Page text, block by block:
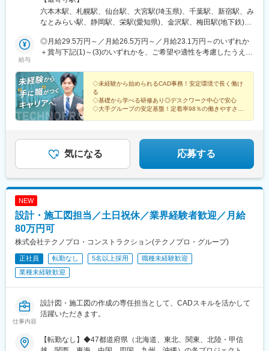
ッコ嵯峨駅、嵐山駅(京福線)、阿蘇駅、水前寺公園駅、長野原草津
口駅、新前橋駅、三原駅、宮島口駅、尾道駅、宇多津駅、坂出
駅、多度津駅、高知橋駅、須崎駅、後免駅、新鳥栖駅、伊万里
駅、武雄温泉駅、浦和駅、熊谷駅、志茂駅、宇治山田駅、播磨
駅、面白山高原駅、伊勢中川駅、かみのやま温泉駅、新庄駅、新
下関駅、清流新岩国駅、新山口駅、富士急ハイランド駅、石和温
宿駅、鹿児島中央駅前駅、森岳駅、角館駅、東能代駅、燕三条
駅、村上駅(新潟県)、ガーラ湯沢駅、新横浜駅、大船駅、小田原
駅、鰺ケ沢駅、新青森駅、本八戸駅、三島駅、沼津駅、熱海駅、
加賀温泉駅、東金沢駅、小松駅、賀来駅、由布院駅、南風崎駅、
長崎駅前駅、塩尻駅、松本駅、権堂駅、米子空港駅(鉄道)、境港
屋駅、阿波大谷駅、東武ワールドスクウェア駅、日光駅、間藤
駅、大和八木駅、大和西大寺駅、近鉄奈良駅、鐘釣駅、欅平駅、
オークスカナルパークホテル富山前、芦原温泉駅、九頭竜湖駅、
敦賀駅、太宰府駅、博多駅、門司港駅、泉駅(常磐線)、会津若松
駅、新白河駅、三ノ宮駅、西明石駅、小樽駅、新千歳空港駅(鉄
北参道駅、広瀬通駅、なにわ橋駅、さっぽろ駅、函館駅前駅、弘
前東高前駅、曽根田駅、工機前駅、足利市駅、中央前橋駅、西桐
生駅、本川越駅、京成千葉駅、船橋駅、市川駅、京王八王子駅、
布田駅、半蔵門駅、日本橋駅(東京都)、溜池山王駅、新宿御苑前
駅、新高島駅、京急川崎駅、逸見駅、北鉄金沢駅、福井駅(福井
県)、名鉄岐阜駅、新浜松駅、新静岡駅、名古屋駅、新豊田駅、名
鉄一宮駅、新豊橋駅、岡崎公園前駅、上栄町駅、九条駅(京都府)、
八木西口駅、生駒駅、香芝駅、田中口駅、岡山駅前駅、倉敷市
駅、眉山ロープウェイ山麓駅、高松築港駅、後免町駅(軌道線)、西
後温泉駅、嵯峨嵐山駅、嵐電嵯峨駅、市立体育館前駅、広電宮島
口駅、高知駅前駅、後免中町駅、伊勢市駅、新岩国駅、高見橋
い。※エリアにより異なる場合がありますが、希望エリアを管轄す
る支店内で配属されています。※U・Iターン支援あり（引越し費用
社内規定あり北海道 東北／青森、岩手、宮城、秋田、山形、福島
関東／東京、神奈川、千葉、埼玉、茨城、栃木、群馬 北陸・甲信
賀、兵庫、奈良、和歌山 東海／愛知、静岡、三重、岐阜 中国・四
国／鳥取、島根、岡山、広島、山口、徳島、香川、高知、愛媛 九
州／福岡、佐賀、長崎、熊本、大分、宮崎、鹿児島、沖縄＜交通
＞各プロジェクト先により異なります。※基本的に現場へは直行直
帰。※自動車通勤OKのプロジェクトあり※通勤圏内の希望を最大限
六本木駅、札幌駅、仙台駅、大宮駅(埼玉県)、千葉駅、新宿駅、み
なとみらい駅、静岡駅、栄駅(愛知県)、金沢駅、梅田駅(地下鉄)、
際空港駅(鉄道)、伏見駅(愛知県)、鶴舞駅、上前津駅、国際センタ
ー駅、ナゴヤドーム前矢田駅、今治駅、大手町駅(愛媛県)、梅津寺
駅、牛久駅、古河駅、鹿島神宮駅、取手駅、妹尾駅、岡山駅前
駅、大元駅、宇野駅、児島駅、茶屋町駅、牧志駅、壺川駅、小禄
駅、石嶺駅、赤嶺駅、古島駅、一ノ関駅、雫石駅、仙北町駅、盛
駅、大釜駅、二戸駅、新鵜沼駅、西岐阜駅、穂積駅、中津川駅、
土岐市駅、美濃太田駅、延岡駅、南延岡駅、運動公園駅(宮崎県)、
陸前白沢駅、美田園駅、杜せきのした駅、宇治駅(奈良線)、トロッ
コ嵯峨駅、出町柳駅、京阪山科駅、嵐山駅(阪急線)、祇園四条駅、
駅、けやき台駅、弥生が丘駅、東唐津駅、和多田駅、鉄道博物館
駅、南浦和駅、浦和美園駅、籠原駅、八木崎駅、東川口駅、近鉄
四日市駅、富田駅(三重県)、四日市駅、志摩神明駅、伊勢中川駅、
駅、高畠駅、下関駅、岩国駅、湯ノ峠駅、目出駅、新南陽駅、周
防花岡駅、塩山駅、竜王駅、猿橋駅、身延駅、韮崎駅、富士山
島県)、鹿児島中央駅前駅、霧島神宮駅、象潟駅、森岳駅、土崎
駅、角館駅、田沢湖駅、能代駅、東三条駅、糸魚川駅、まつだい
石川町駅、向ケ丘遊園駅、新丸子駅、弘前駅、七戸十和田駅、鰺
ケ沢駅、新青森駅、田舎館駅、八戸駅、掛川駅、長沼駅(静岡県)、
給与
◎月給29.5万円～／月給26.5万円～／月給23.1万円～のいずれか
＋賞与下記(1)～(3)のいずれかを、ご希望や適性を考慮したうえで
1,000円＋賞与年2回（計2ヶ月分）※固定残業なし(2)月給26万
5,000円＋賞与なし（一律支給の業績手当6万6,200円を含む）※固
定残業なし(3)月給29万5,675円＋賞与なし（一律支給の業績手当6
万6,200円＋固定残業手当15時間分／3万675円を含む※超過分は別
途支給）▼(3)の場合の社内研修中の給与月給26万5,000円＋賞与
年収例350万円（25歳／入社1年）473万円（35歳／入社3年）
652万円（39歳／入社8年）
◇未経験から始められるCAD事務！安定環境で長く働け
る
◇基礎から学べる研修あり◎デスクワーク中心で安心
◇大手グループの安定基盤！定着率98％の働きやすさ
気になる 応募する
NEW
設計・施工図担当／土日祝休／業界経験者歓迎／月給
80万円可
株式会社テクノプロ・コンストラクション(テクノプロ・グループ)
正社員 転勤なし 5名以上採用
職種未経験歓迎
業種未経験歓迎
仕事内容
設計図・施工図の作成の専任担当として、CADスキルを活かして
活躍いただきます。
【転勤なし】◆47都道府県（北海道、東北、関東、北陸・甲信